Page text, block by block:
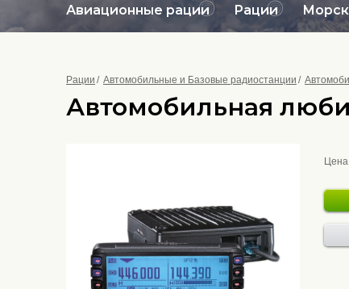
Авиационные рации Рации
Рации Автомобильные и Базовые радиостанции
Автомобильная